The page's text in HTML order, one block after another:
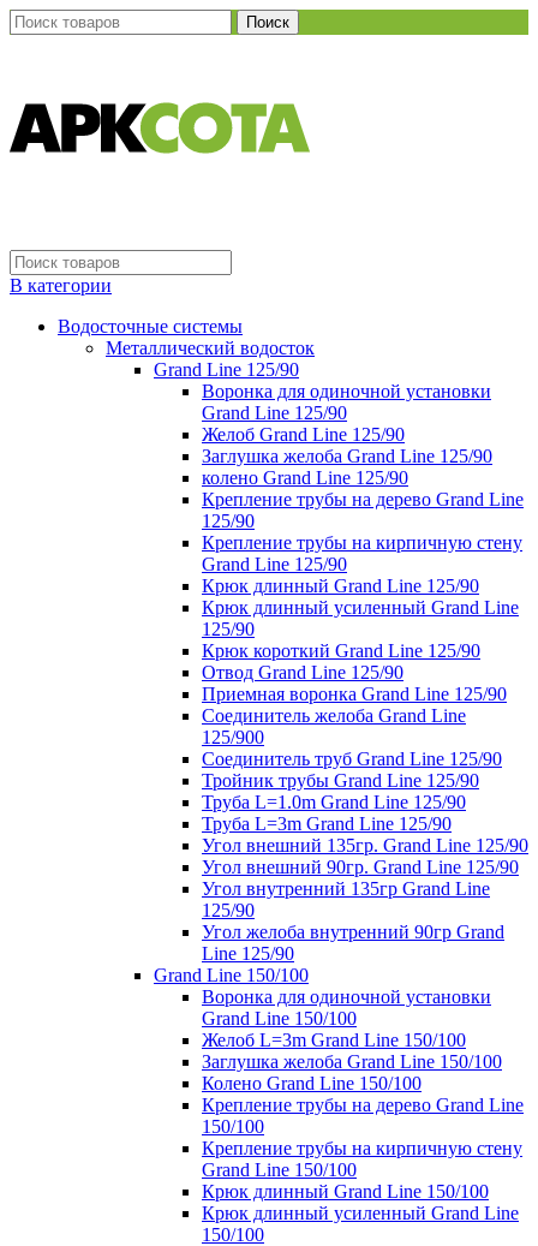
Поиск
В категории
Водосточные системы
Металлический водосток
Grand Line 125/90
Воронка для одиночной установки
Grand Line 125/90
Желоб Grand Line 125/90
Заглушка желоба Grand Line 125/90
колено Grand Line 125/90
Крепление трубы на дерево Grand Line
125/90
Крепление трубы на кирпичную стену
Grand Line 125/90
Крюк длинный Grand Line 125/90
Крюк длинный усиленный Grand Line
125/90
Крюк короткий Grand Line 125/90
Отвод Grand Line 125/90
Приемная воронка Grand Line 125/90
Соединитель желоба Grand Line
125/900
Соединитель труб Grand Line 125/90
Тройник трубы Grand Line 125/90
Труба L=1.0m Grand Line 125/90
Труба L=3m Grand Line 125/90
Угол внешний 135гр. Grand Line 125/90
Угол внешний 90гр. Grand Line 125/90
Угол внутренний 135гр Grand Line
125/90
Угол желоба внутренний 90гр Grand
Line 125/90
Grand Line 150/100
Воронка для одиночной установки
Grand Line 150/100
Желоб L=3m Grand Line 150/100
Заглушка желоба Grand Line 150/100
Колено Grand Line 150/100
Крепление трубы на дерево Grand Line
150/100
Крепление трубы на кирпичную стену
Grand Line 150/100
Крюк длинный Grand Line 150/100
Крюк длинный усиленный Grand Line
150/100